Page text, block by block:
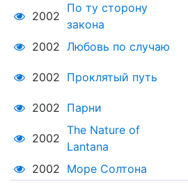
2002
По ту сторону
закона
2002 Любовь по случаю
2002 Проклятый путь
2002 Парни
2002
The Nature of
Lantana
2002 Море Солтона